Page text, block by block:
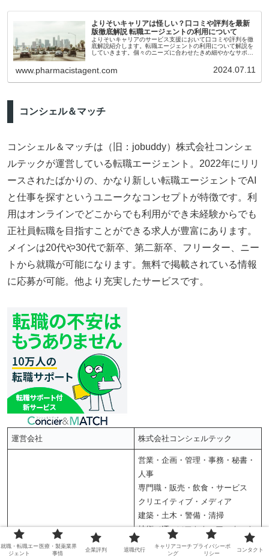
よりそいキャリアは怪しい？口コミや評判を最新
版徹底解説 転職エージェントの利用について
よりそいキャリアのサービス支援において口コミや評判を徹
底解説紹介します。転職エージェントの利用について解説を
していきます。個々のニーズに合わせたきめ細やかなサポー
も特化しているエージェントですので多くの方に利用をおす
すめします。
www.pharmacistagent.com 2024.07.11
コンシェル＆マッチ
コンシェル＆マッチは（旧：jobuddy）株式会社コンシェ
ルテックが運営している転職エージェント。2022年にリリ
ースされたばかりの、かなり新しい転職エージェントでAI
と仕事を探すというユニークなコンセプトが特徴です。利
用はオンラインでどこからでも利用ができ未経験からでも
正社員転職を目指すことができる求人が豊富にあります。
メインは20代や30代で新卒、第二新卒、フリーター、ニー
トから就職が可能になります。無料で掲載されている情報
に応募が可能。他より充実したサービスです。
運営会社 株式会社コンシェルテック
職種
営業・企画・管理・事務・秘書・
人事
専門職・販売・飲食・サービス
クリエイティブ・メディア
建築・土木・警備・清掃
技術（IT・ソフトウェア・ネット
ワーク）・エンジニア
就職・転職エー
ジェント
医療・製薬業界
事情
企業評判 退職代行
キャリアコーチ
ング
プライバシーポ
リシー
コンタクト